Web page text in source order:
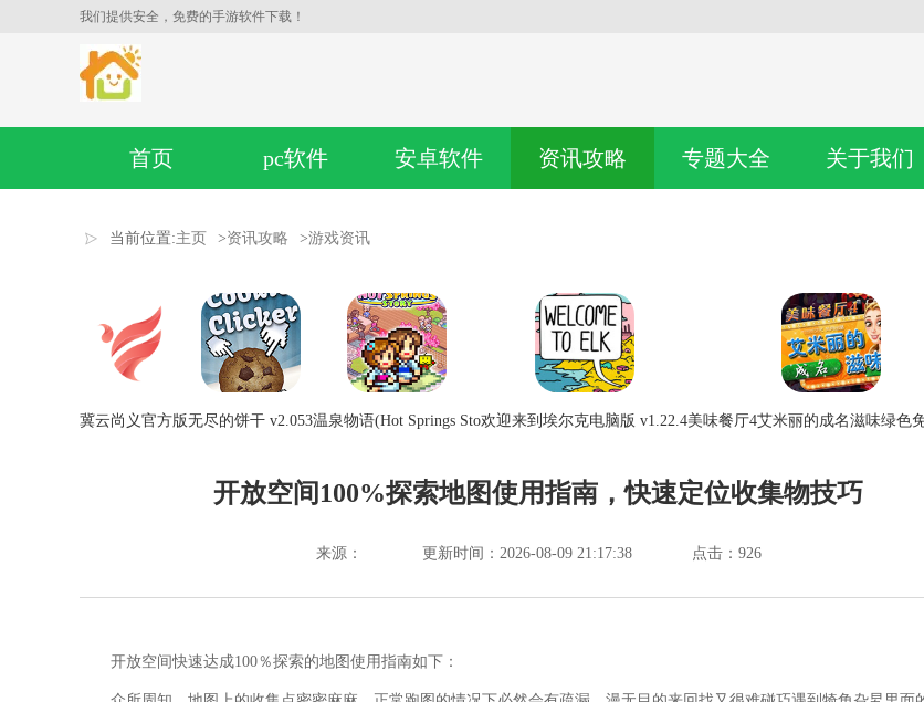
我们提供安全，免费的手游软件下载！
首页 pc软件 安卓软件 资讯攻略 专题大全 关于我们
当前位置:主页 >资讯攻略 >游戏资讯
冀云尚义官方版无尽的饼干 v2.053温泉物语(Hot Springs Sto欢迎来到埃尔克电脑版 v1.22.4美味餐厅4艾米丽的成名滋味绿色
开放空间100%探索地图使用指南，快速定位收集物技巧
来源： 更新时间：2026-08-09 21:17:38 点击： 926
开放空间快速达成100％探索的地图使用指南如下：